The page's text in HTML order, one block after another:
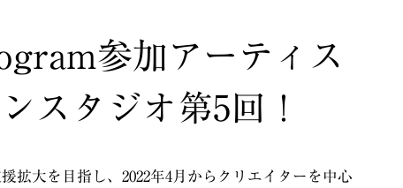
参加アーティス
スタジオ第5回！
拡大を目指し、2022年4月からクリエイターを中心